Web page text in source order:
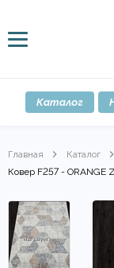
Каталог
Главная Каталог
Ковер F257 - ORANGE